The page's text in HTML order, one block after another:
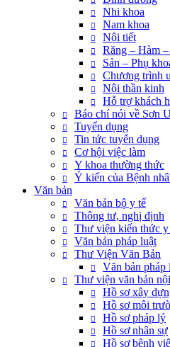
Nhi khoa
Nam khoa
Nội tiết
Răng – Hàm
Sản – Phụ
Chương trình
Nội thần kinh
Hỗ trợ khách
Báo chí nói về Sơn
Tuyển dụng
Tin tức tuyển dụng
Cơ hội việc làm
Y khoa thường thức
Ý kiến của Bệnh
Văn bản
Văn bản bộ y tế
Thông tư, nghị định
Thư viện kiến thức y
Văn bản pháp luật
Thư Viện Văn Bản
Văn bản pháp
Thư viện văn bản
Hồ sơ xây
Hồ sơ môi
Hồ sơ pháp lý
Hồ sơ nhân sự
Hồ sơ bệnh